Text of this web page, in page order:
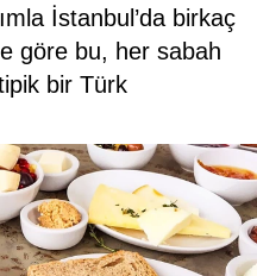
İstanbul’da birkaç
göre bu, her sabah
bir Türk